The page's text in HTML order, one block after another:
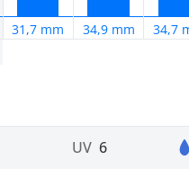
31,7 mm 34,9 mm 34,7
UV 6